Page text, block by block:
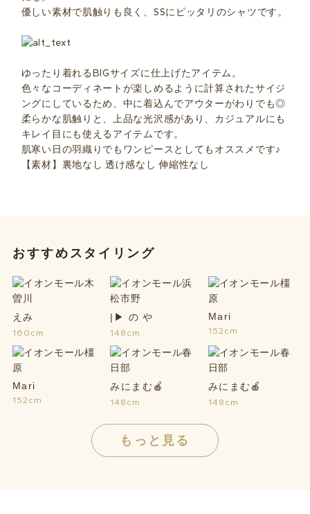
優しい素材で肌触りも良く、SSにピッタリのシャツです。
ゆったり着れるBIGサイズに仕上げたアイテム。
色々なコーディネートが楽しめるように計算されたサイジ
ングにしているため、中に着込んでアウターがわりでも◎
柔らかな肌触りと、上品な光沢感があり、カジュアルにも
キレイ目にも使えるアイテムです。
肌寒い日の羽織りでもワンピースとしてもオススメです♪
【素材】裏地なし 透け感なし 伸縮性なし
おすすめスタイリング
えみ
160cm
|▶︎ の や
148cm
Mari
152cm
Mari
152cm
みにまむ🍎
148cm
みにまむ🍎
148cm
もっと見る